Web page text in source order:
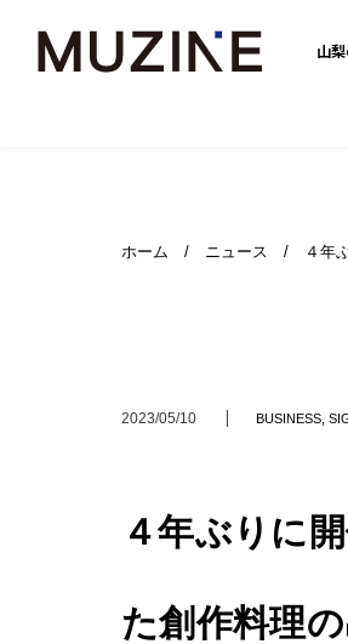
山
ホーム / ニュース / ４年ぶ
2023/05/10 BUSINESS
４年ぶりに
た創作料理